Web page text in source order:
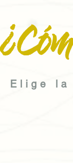
Elige